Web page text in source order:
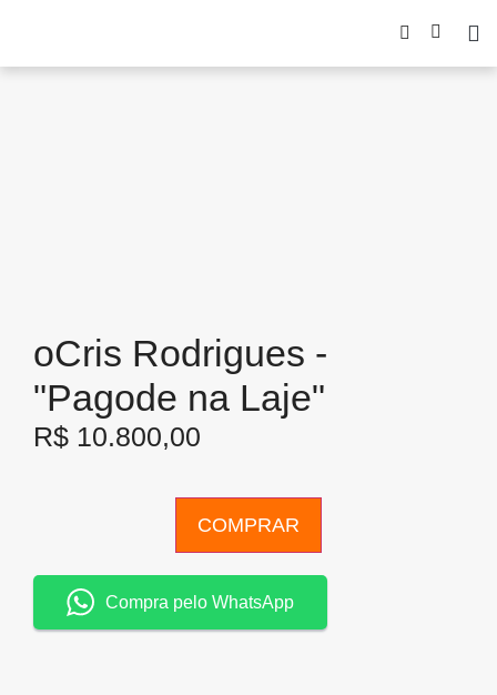
oCris Rodrigues -
"Pagode na Laje"
R$ 10.800,00
COMPRAR
Compra pelo WhatsApp